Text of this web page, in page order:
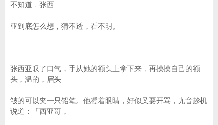
不知道，张西
亚到底怎么想，猜不透，看不明。
张西亚叹了口气，手从她的额头上拿下来，再摸摸自己的额
头，温的，眉头
皱的可以夹一只铅笔。他瞪着眼睛，好似又要开骂，九音趁机
说道：「西亚哥，